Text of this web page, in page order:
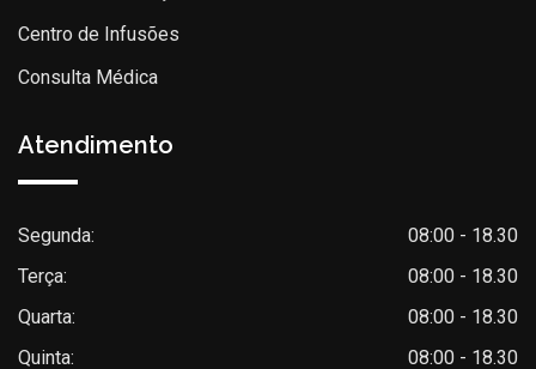
Centro de Infusões
Consulta Médica
Atendimento
Segunda:
08:00 - 18.30
Terça:
08:00 - 18.30
Quarta:
08:00 - 18.30
Quinta:
08:00 - 18.30